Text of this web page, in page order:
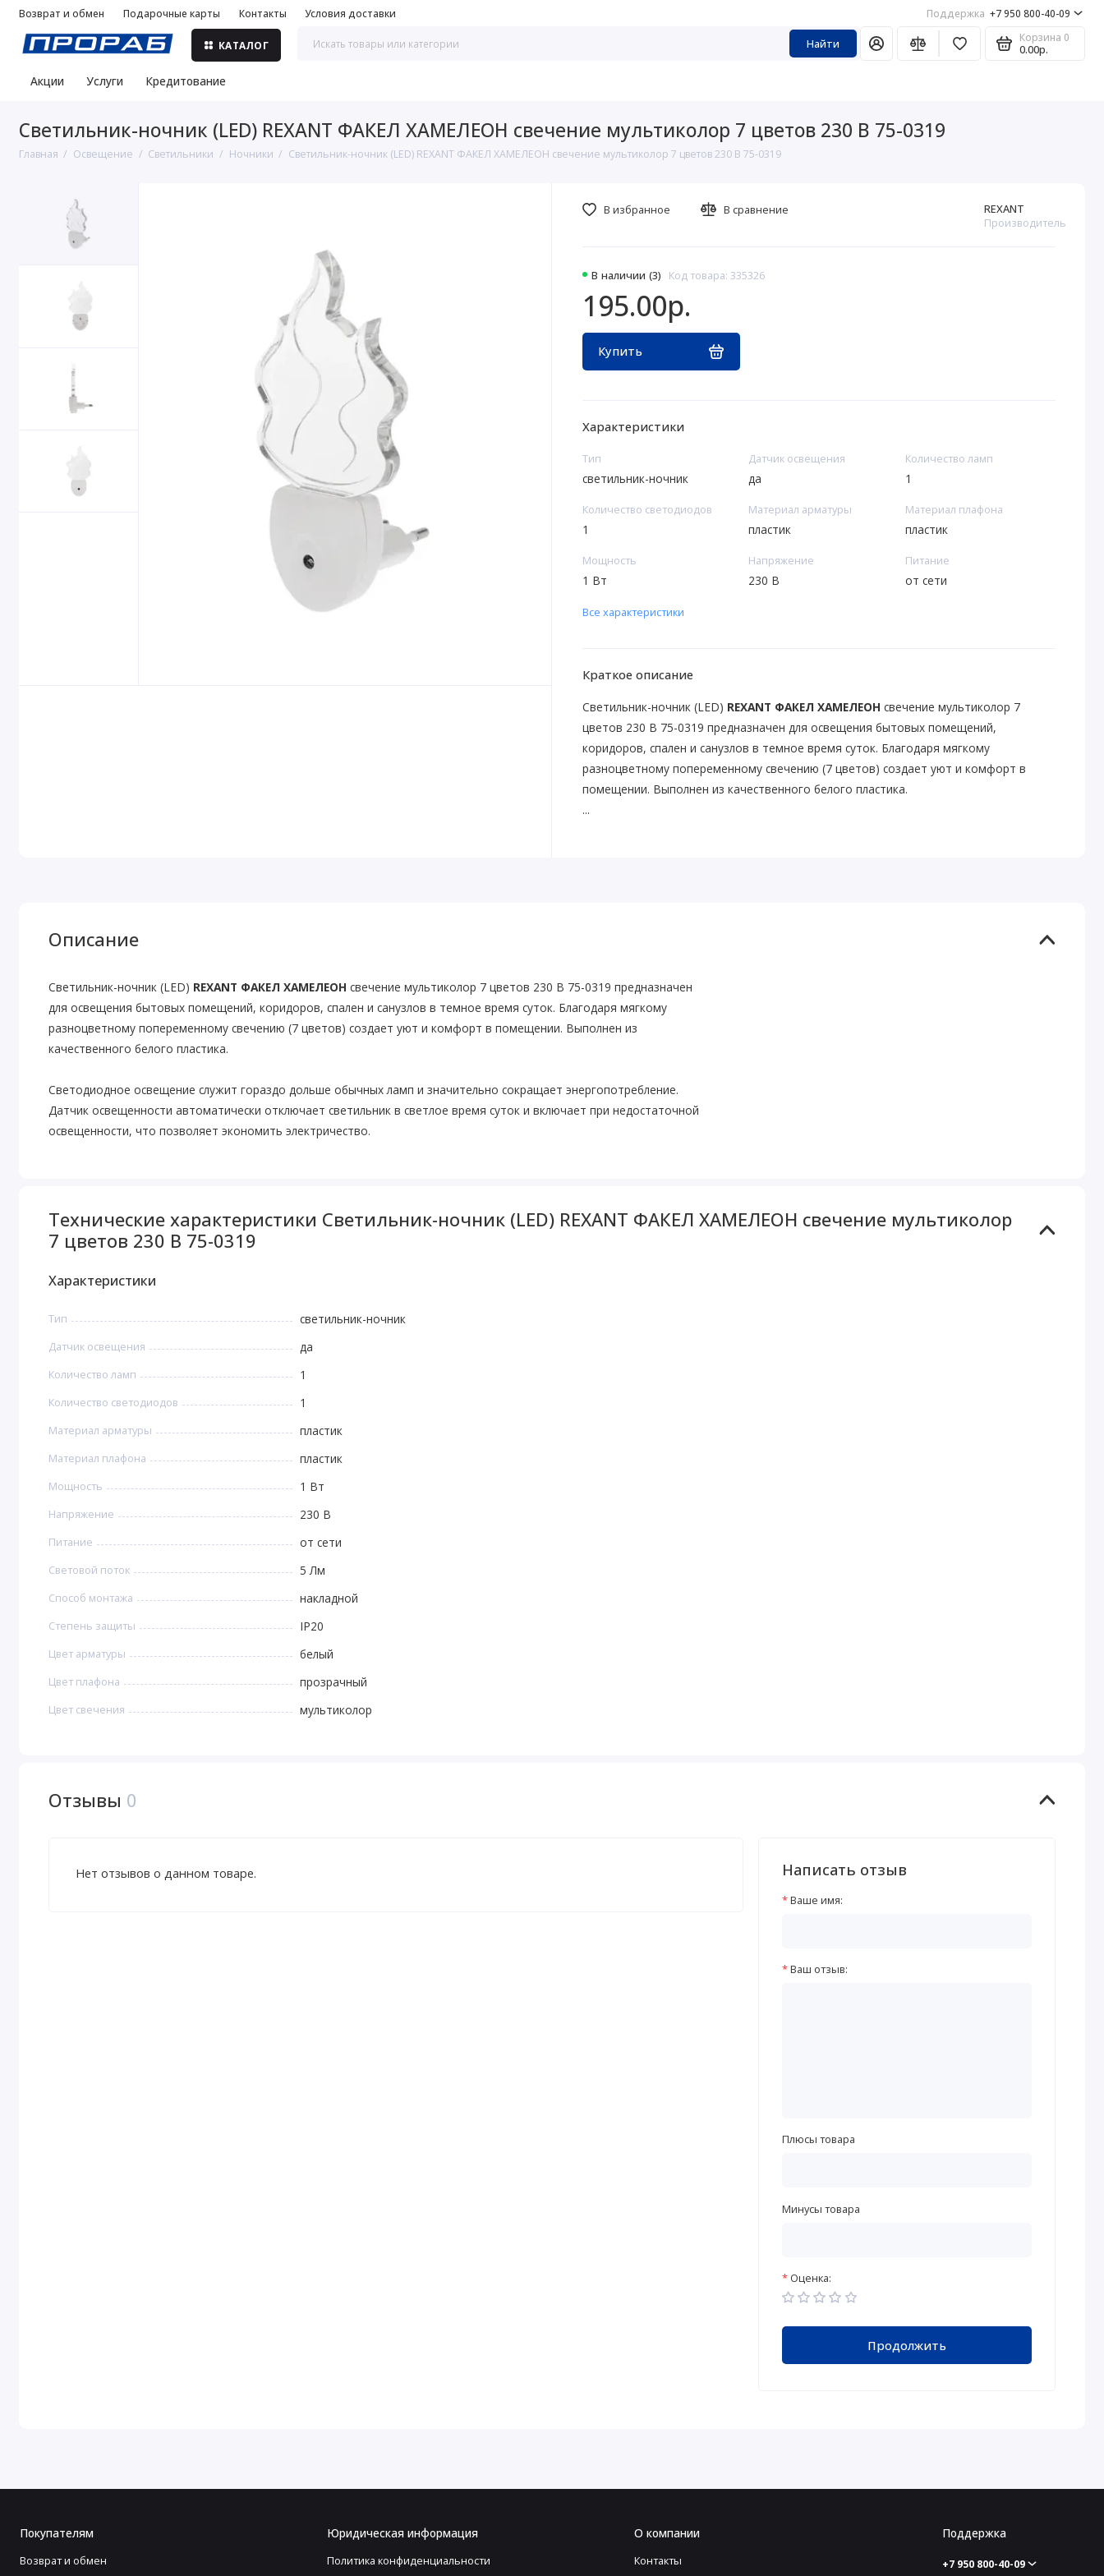
Возврат и обмен Подарочные карты Контакты Условия доставки Поддержка +7 950 800-40-09
КАТАЛОГ Найти Корзина 0
0.00р.
Акции Услуги Кредитование
Светильник-ночник (LED) REXANT ФАКЕЛ ХАМЕЛЕОН свечение мультиколор 7 цветов 230 В 75-0319
Главная Освещение Светильники Ночники Светильник-ночник (LED) REXANT ФАКЕЛ ХАМЕЛЕОН свечение мультиколор 7 цветов 230 В 75-0319
В наличии (3) Код товара: 335326
REXANT
Производитель
195.00р.
Купить
В избранное В сравнение
Характеристики
Тип
светильник-ночник
Датчик освещения
да
Количество ламп
1
Количество светодиодов
1
Материал арматуры
пластик
Материал плафона
пластик
Мощность
1 Вт
Напряжение
230 В
Питание
от сети
Все характеристики
Краткое описание
Светильник-ночник (LED) REXANT ФАКЕЛ ХАМЕЛЕОН свечение мультиколор 7
цветов 230 В 75-0319 предназначен для освещения бытовых помещений,
коридоров, спален и санузлов в темное время суток. Благодаря мягкому
разноцветному попеременному свечению (7 цветов) создает уют и комфорт в
помещении. Выполнен из качественного белого пластика.
...
Описание
Светильник-ночник (LED) REXANT ФАКЕЛ ХАМЕЛЕОН свечение мультиколор 7 цветов 230 В 75-0319 предназначен
для освещения бытовых помещений, коридоров, спален и санузлов в темное время суток. Благодаря мягкому
разноцветному попеременному свечению (7 цветов) создает уют и комфорт в помещении. Выполнен из
качественного белого пластика.
Светодиодное освещение служит гораздо дольше обычных ламп и значительно сокращает энергопотребление.
Датчик освещенности автоматически отключает светильник в светлое время суток и включает при недостаточной
освещенности, что позволяет экономить электричество.
Технические характеристики Светильник-ночник (LED) REXANT ФАКЕЛ ХАМЕЛЕОН свечение мультиколор
7 цветов 230 В 75-0319
Характеристики
Тип светильник-ночник
Датчик освещения да
Количество ламп 1
Количество светодиодов 1
Материал арматуры пластик
Материал плафона пластик
Мощность 1 Вт
Напряжение 230 В
Питание от сети
Световой поток 5 Лм
Способ монтажа накладной
Степень защиты IP20
Цвет арматуры белый
Цвет плафона прозрачный
Цвет свечения мультиколор
Отзывы 0
Нет отзывов о данном товаре. Написать отзыв
Ваше имя:
Ваш отзыв:
Плюсы товара
Минусы товара
Оценка:
Продолжить
Покупателям
Возврат и обмен
Юридическая информация
Политика конфиденциальности
О компании
Контакты
Поддержка
+7 950 800-40-09